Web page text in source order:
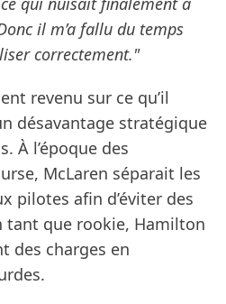
il m’a fallu du temps
correctement."
revenu sur ce qu’il
désavantage stratégique
À l’époque des
McLaren séparait les
pilotes afin d’éviter des
tant que rookie, Hamilton
des charges en